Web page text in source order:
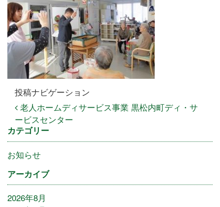
投稿ナビゲーション
老人ホームディサービス事業 黒松内町ディ・サ
ービスセンター
カテゴリー
お知らせ
アーカイブ
2026年8月